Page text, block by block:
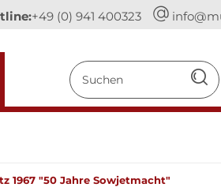
+49 (0) 941 400323
1967 "50 Jahre Sowjetmacht"